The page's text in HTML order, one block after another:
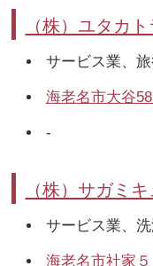
（株）ユタカ
サービス業、
海老名市大谷
-
（株）サガミ
サービス業、
海老名市社家